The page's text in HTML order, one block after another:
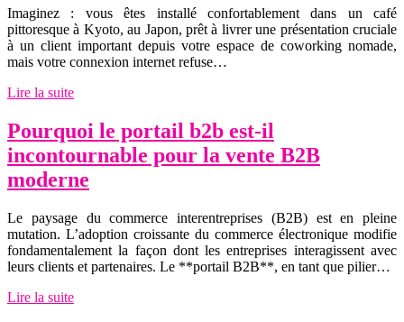
Imaginez : vous êtes installé confortablement dans un café
pittoresque à Kyoto, au Japon, prêt à livrer une présentation cruciale
à un client important depuis votre espace de coworking nomade,
mais votre connexion internet refuse…
Lire la suite
Pourquoi le portail b2b est-il
incontournable pour la vente B2B
moderne
Le paysage du commerce interentreprises (B2B) est en pleine
mutation. L’adoption croissante du commerce électronique modifie
fondamentalement la façon dont les entreprises interagissent avec
leurs clients et partenaires. Le **portail B2B**, en tant que pilier…
Lire la suite